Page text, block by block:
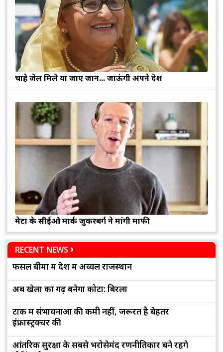
चाहे जेल मिले या जाए जान... जाऊंगी अपने देश
मेटा के सीईओ मार्क जुकरबर्ग ने मांगी माफी
RECENT NEWS
फसल बीमा में देश में अव्वल राजस्थान
अब खेलों का गढ़ बनेगा कोटा: बिरला
टोंक में संभावनाओं की कमी नहीं, जरूरत है बेहतर
इंफ्रास्ट्रक्चर की
आंतरिक सुरक्षा के सबसे भरोसेमंद रणनीतिकार बने रहेंगे